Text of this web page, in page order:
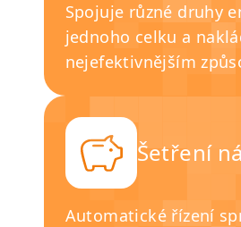
Spojuje různé druhy
jednoho celku a
nejefektivnějším
Šetření
Automatické řízení